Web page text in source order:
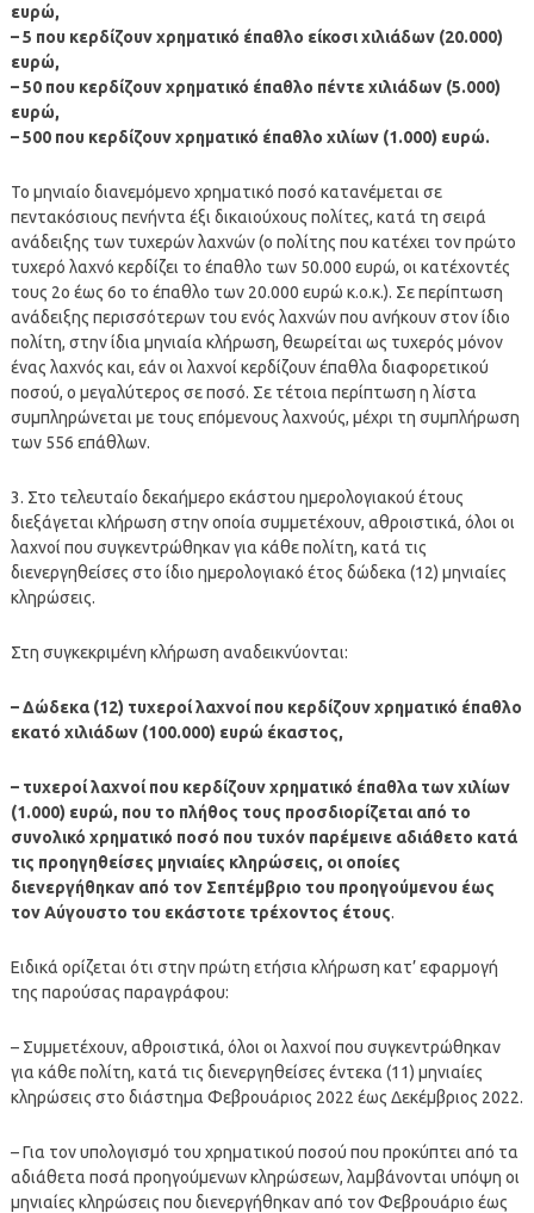
ευρώ,
– 5 που κερδίζουν χρηματικό έπαθλο είκοσι χιλιάδων (20.000)
ευρώ,
– 50 που κερδίζουν χρηματικό έπαθλο πέντε χιλιάδων (5.000)
ευρώ,
– 500 που κερδίζουν χρηματικό έπαθλο χιλίων (1.000) ευρώ.
Το μηνιαίο διανεμόμενο χρηματικό ποσό κατανέμεται σε
πεντακόσιους πενήντα έξι δικαιούχους πολίτες, κατά τη σειρά
ανάδειξης των τυχερών λαχνών (ο πολίτης που κατέχει τον πρώτο
τυχερό λαχνό κερδίζει το έπαθλο των 50.000 ευρώ, οι κατέχοντές
τους 2ο έως 6ο το έπαθλο των 20.000 ευρώ κ.ο.κ.). Σε περίπτωση
ανάδειξης περισσότερων του ενός λαχνών που ανήκουν στον ίδιο
πολίτη, στην ίδια μηνιαία κλήρωση, θεωρείται ως τυχερός μόνον
ένας λαχνός και, εάν οι λαχνοί κερδίζουν έπαθλα διαφορετικού
ποσού, ο μεγαλύτερος σε ποσό. Σε τέτοια περίπτωση η λίστα
συμπληρώνεται με τους επόμενους λαχνούς, μέχρι τη συμπλήρωση
των 556 επάθλων.
3. Στο τελευταίο δεκαήμερο εκάστου ημερολογιακού έτους
διεξάγεται κλήρωση στην οποία συμμετέχουν, αθροιστικά, όλοι οι
λαχνοί που συγκεντρώθηκαν για κάθε πολίτη, κατά τις
διενεργηθείσες στο ίδιο ημερολογιακό έτος δώδεκα (12) μηνιαίες
κληρώσεις.
Στη συγκεκριμένη κλήρωση αναδεικνύονται:
– Δώδεκα (12) τυχεροί λαχνοί που κερδίζουν χρηματικό έπαθλο
εκατό χιλιάδων (100.000) ευρώ έκαστος,
– τυχεροί λαχνοί που κερδίζουν χρηματικό έπαθλα των χιλίων
(1.000) ευρώ, που το πλήθος τους προσδιορίζεται από το
συνολικό χρηματικό ποσό που τυχόν παρέμεινε αδιάθετο κατά
τις προηγηθείσες μηνιαίες κληρώσεις, οι οποίες
διενεργήθηκαν από τον Σεπτέμβριο του προηγούμενου έως
τον Αύγουστο του εκάστοτε τρέχοντος έτους.
Ειδικά ορίζεται ότι στην πρώτη ετήσια κλήρωση κατ’ εφαρμογή
της παρούσας παραγράφου:
– Συμμετέχουν, αθροιστικά, όλοι οι λαχνοί που συγκεντρώθηκαν
για κάθε πολίτη, κατά τις διενεργηθείσες έντεκα (11) μηνιαίες
κληρώσεις στο διάστημα Φεβρουάριος 2022 έως Δεκέμβριος 2022.
– Για τον υπολογισμό του χρηματικού ποσού που προκύπτει από τα
αδιάθετα ποσά προηγούμενων κληρώσεων, λαμβάνονται υπόψη οι
μηνιαίες κληρώσεις που διενεργήθηκαν από τον Φεβρουάριο έως